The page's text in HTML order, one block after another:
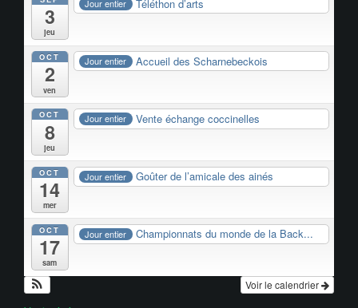
3
jeu
Jour entier Téléthon d’arts
OCT
2
ven
Jour entier Accueil des Scharnebeckois
OCT
8
jeu
Jour entier Vente échange coccinelles
OCT
14
mer
Jour entier Goûter de l’amicale des ainés
OCT
17
sam
Jour entier Championnats du monde de la Back...
Voir le calendrier